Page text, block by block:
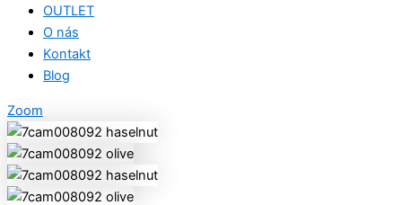
OUTLET
O nás
Kontakt
Blog
Zoom